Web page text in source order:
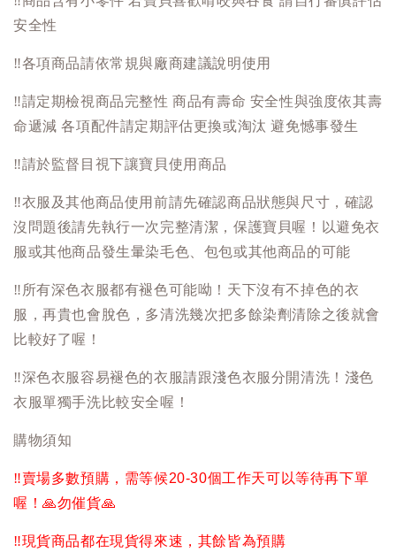
安全性
‼️各項商品請依常規與廠商建議說明使用
‼️請定期檢視商品完整性 商品有壽命 安全性與強度依其壽
命遞減 各項配件請定期評估更換或淘汰 避免憾事發生
‼️請於監督目視下讓寶貝使用商品
‼️衣服及其他商品使用前請先確認商品狀態與尺寸，確認
沒問題後請先執行一次完整清潔，保護寶貝喔！以避免衣
服或其他商品發生暈染毛色、包包或其他商品的可能
‼️ 所有深色衣服都有褪色可能呦！天下沒有不掉色的衣
服，再貴也會脫色，多清洗幾次把多餘染劑清除之後就會
比較好了喔！
‼️深色衣服容易褪色的衣服請跟淺色衣服分開清洗！淺色
衣服單獨手洗比較安全喔！
購物須知
‼️賣場多數預購，需等候20-30個工作天可以等待再下單
喔！🙏勿催貨🙏
‼️現貨商品都在現貨得來速，其餘皆為預購